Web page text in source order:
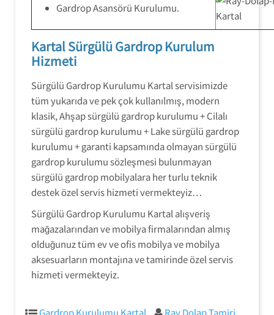
Gardrop Asansörü Kurulumu.
Kartal Sürgülü Gardrop Kurulum
Hizmeti
Sürgülü Gardrop Kurulumu Kartal servisimizde
tüm yukarıda ve pek çok kullanılmış, modern
klasik, Ahşap sürgülü gardrop kurulumu + Cilalı
sürgülü gardrop kurulumu + Lake sürgülü gardrop
kurulumu + garanti kapsamında olmayan sürgülü
gardrop kurulumu sözleşmesi bulunmayan
sürgülü gardrop mobilyalara her turlu teknik
destek özel servis hizmeti vermekteyiz…
Sürgülü Gardrop Kurulumu Kartal alışveriş
mağazalarından ve mobilya firmalarından almış
olduğunuz tüm ev ve ofis mobilya ve mobilya
aksesuarların montajına ve tamirinde özel servis
hizmeti vermekteyiz.